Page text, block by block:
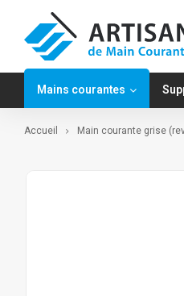
Mains courantes
Accueil Main courante grise